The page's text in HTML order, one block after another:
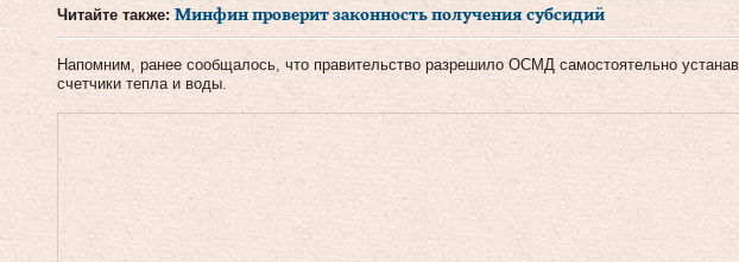
Читайте также: Минфин проверит законность получения субсидий
Напомним, ранее сообщалось, что правительство разрешило ОСМД самостоятельно
счетчики тепла и воды.